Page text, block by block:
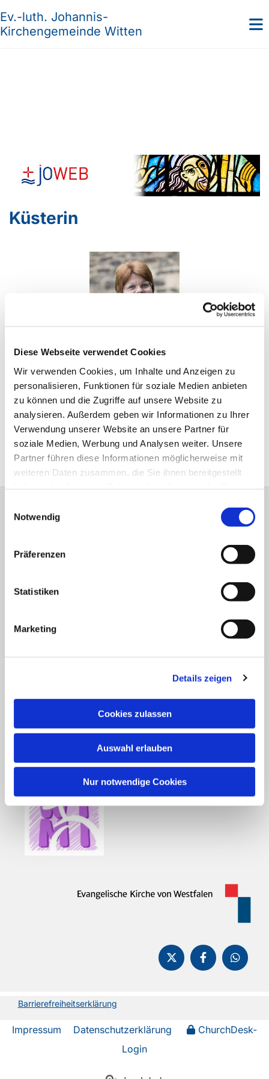
Diese Webseite verwendet Cookies
Wir verwenden Cookies, um Inhalte und Anzeigen zu
personalisieren, Funktionen für soziale Medien anbieten
zu können und die Zugriffe auf unsere Website zu
analysieren. Außerdem geben wir Informationen zu Ihrer
Verwendung unserer Website an unsere Partner für
soziale Medien, Werbung und Analysen weiter. Unsere
Partner führen diese Informationen möglicherweise mit
weiteren Daten zusammen, die Sie ihnen bereitgestellt
Notwendig
Präferenzen
Statistiken
Marketing
Details zeigen
Cookies zulassen
Auswahl erlauben
Nur notwendige Cookies
Ev.-luth. Johannis-
Kirchengemeinde Witten
Küsterin
Küsterin/Gemeindeschwester
Blazenka Weber-Lorenz
Tel.: 0157 - 71 525 596
weber-lorenz@kirche-hawi.de
Barrierefreiheitserklärung
Impressum Datenschutzerklärung
ChurchDesk-
Login